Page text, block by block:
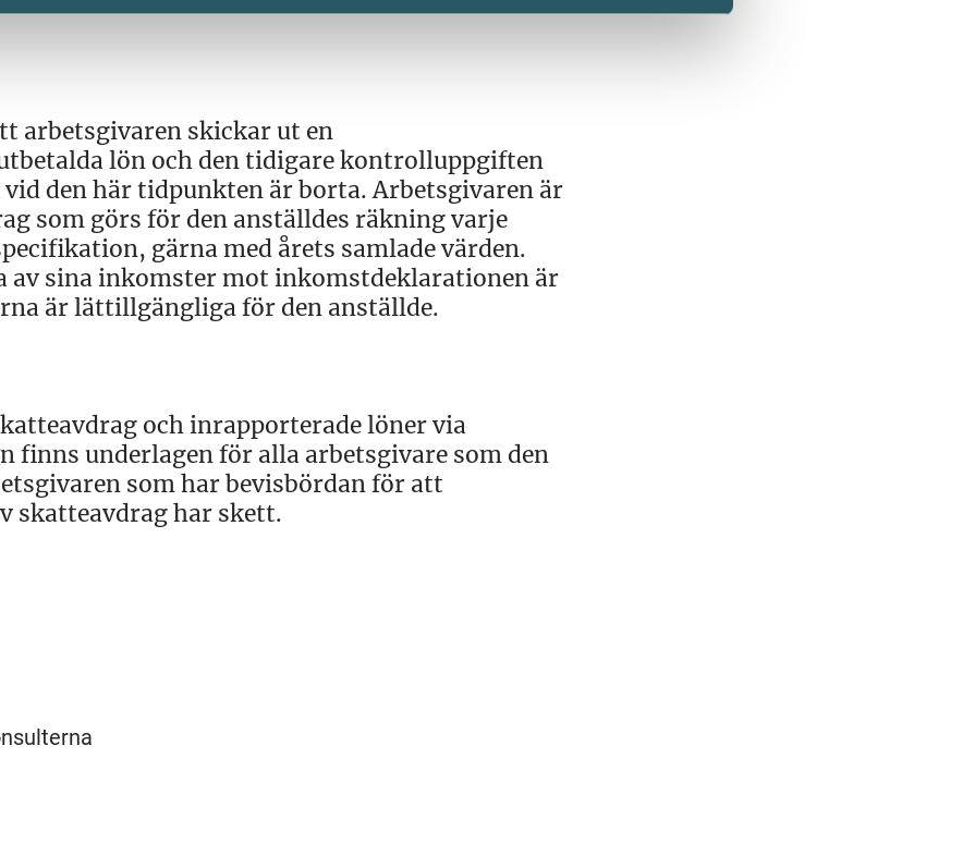
arbetsgivaren skickar ut en
lön och den tidigare kontrolluppgiften
den här tidpunkten är borta. Arbetsgivaren är
som görs för den anställdes räkning varje
gärna med årets samlade värden.
av sina inkomster mot inkomstdeklarationen är
är lättillgängliga för den anställde.
och inrapporterade löner via
finns underlagen för alla arbetsgivare som den
som har bevisbördan för att
skatteavdrag har skett.